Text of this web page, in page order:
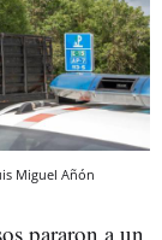
Miguel Añón
pararon a un